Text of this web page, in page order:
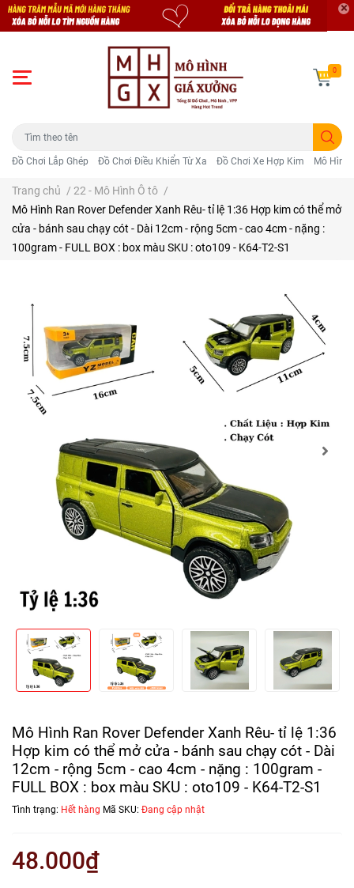
Đồ Chơi Lắp Ghép Đồ Chơi Điều Khiển Từ Xa Đồ Chơi Xe Hợp Kim Mô Hình
0
Trang chủ / 22 - Mô Hình Ô tô /
Mô Hình Ran Rover Defender Xanh Rêu- tỉ lệ 1:36 Hợp kim có thể mở
cửa - bánh sau chạy cót - Dài 12cm - rộng 5cm - cao 4cm - nặng :
100gram - FULL BOX : box màu SKU : oto109 - K64-T2-S1
Mô Hình Ran Rover Defender Xanh Rêu- tỉ lệ 1:36
Hợp kim có thể mở cửa - bánh sau chạy cót - Dài
12cm - rộng 5cm - cao 4cm - nặng : 100gram -
FULL BOX : box màu SKU : oto109 - K64-T2-S1
Tình trạng: Hết hàng Mã SKU: Đang cập nhật
48.000₫